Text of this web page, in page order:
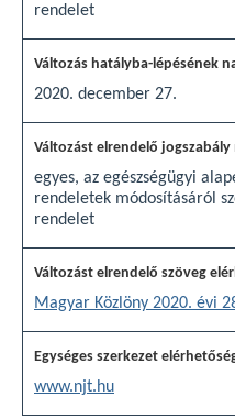
rendelet
2020. december 27.
egyes, az egészségügyi
rendeletek módosításáról
rendelet
Magyar Közlöny 2020. évi
www.njt.hu